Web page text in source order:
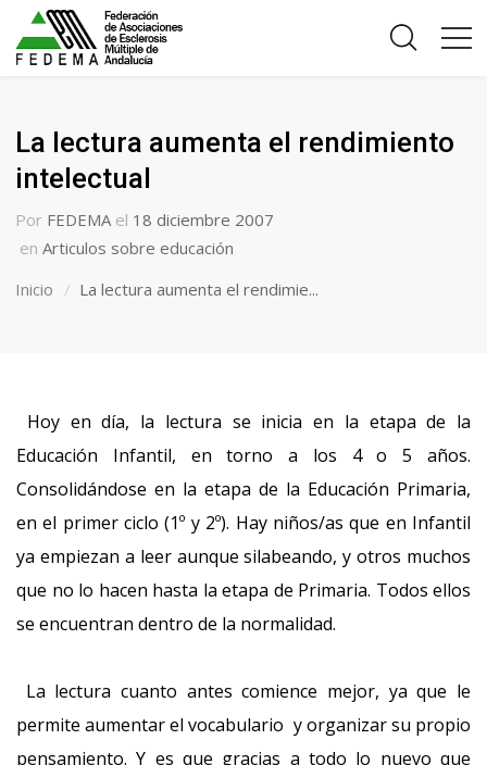
La lectura aumenta el rendimiento
intelectual
Por FEDEMA el 18 diciembre 2007
en Articulos sobre educación
Inicio
La lectura aumenta el rendimie...
Hoy en día, la lectura se inicia en la etapa de la
Educación Infantil, en torno a los 4 o 5 años.
Consolidándose en la etapa de la Educación Primaria,
en el primer ciclo (1º y 2º). Hay niños/as que en Infantil
ya empiezan a leer aunque silabeando, y otros muchos
que no lo hacen hasta la etapa de Primaria. Todos ellos
se encuentran dentro de la normalidad.
La lectura cuanto antes comience mejor, ya que le
permite aumentar el vocabulario y organizar su propio
pensamiento. Y es que gracias a todo lo nuevo que